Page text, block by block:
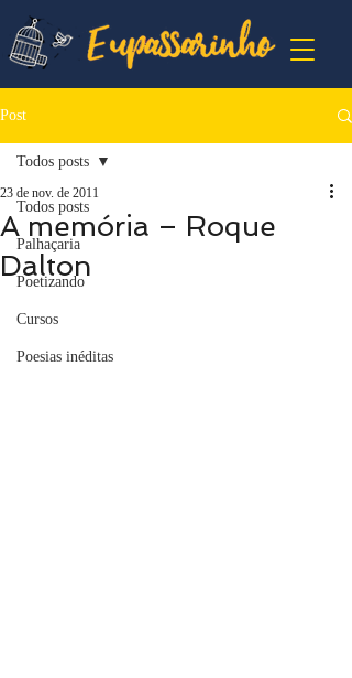
Post
Todos posts
Palhaçaria
Poetizando
Cursos
Poesias inéditas
Todos posts
A memória – Roque
Dalton
23 de nov. de 2011